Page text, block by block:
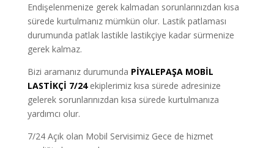
Endişelenmenize gerek kalmadan sorunlarınızdan kısa
sürede kurtulmanız mümkün olur. Lastik patlaması
durumunda patlak lastikle lastikçiye kadar sürmenize
gerek kalmaz.
Bizi aramanız durumunda PİYALEPAŞA MOBİL
LASTİKÇİ 7/24ekiplerimiz kısa sürede adresinize
gelerek sorunlarınızdan kısa sürede kurtulmanıza
yardımcı olur.
7/24 Açık olan Mobil Servisimiz Gece de hizmet